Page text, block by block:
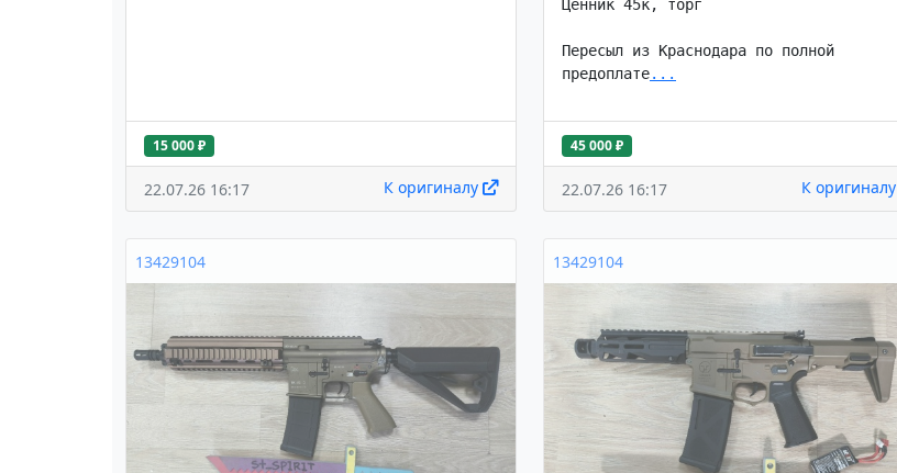
15 000 ₽
22.07.26 16:17 К оригиналу
Ценник 45к, торг
Пересыл из Краснодара по полной
предоплате...
45 000 ₽
22.07.26 16:17 К оригиналу
13429104 13429104